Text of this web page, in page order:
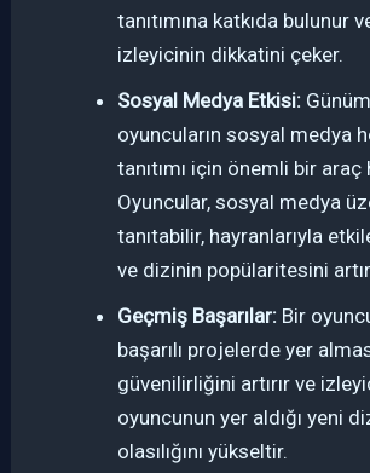
tanıtımına katkıda bulunur
izleyicinin dikkatini çeker.
Sosyal Medya Etkisi:
oyuncuların sosyal medya
tanıtımı için önemli bir
Oyuncular, sosyal medya
tanıtabilir, hayranlarıyla
ve dizinin popülaritesini
Geçmiş Başarılar: Bir
başarılı projelerde yer
güvenilirliğini artırır ve
oyuncunun yer aldığı yeni
olasılığını yükseltir.